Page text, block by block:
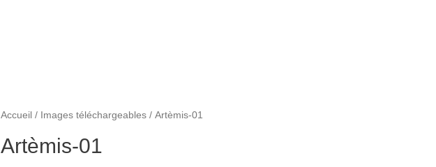
Accueil / Images téléchargeables / Artèmis-01
Artèmis-01
quantité
Artèmis-